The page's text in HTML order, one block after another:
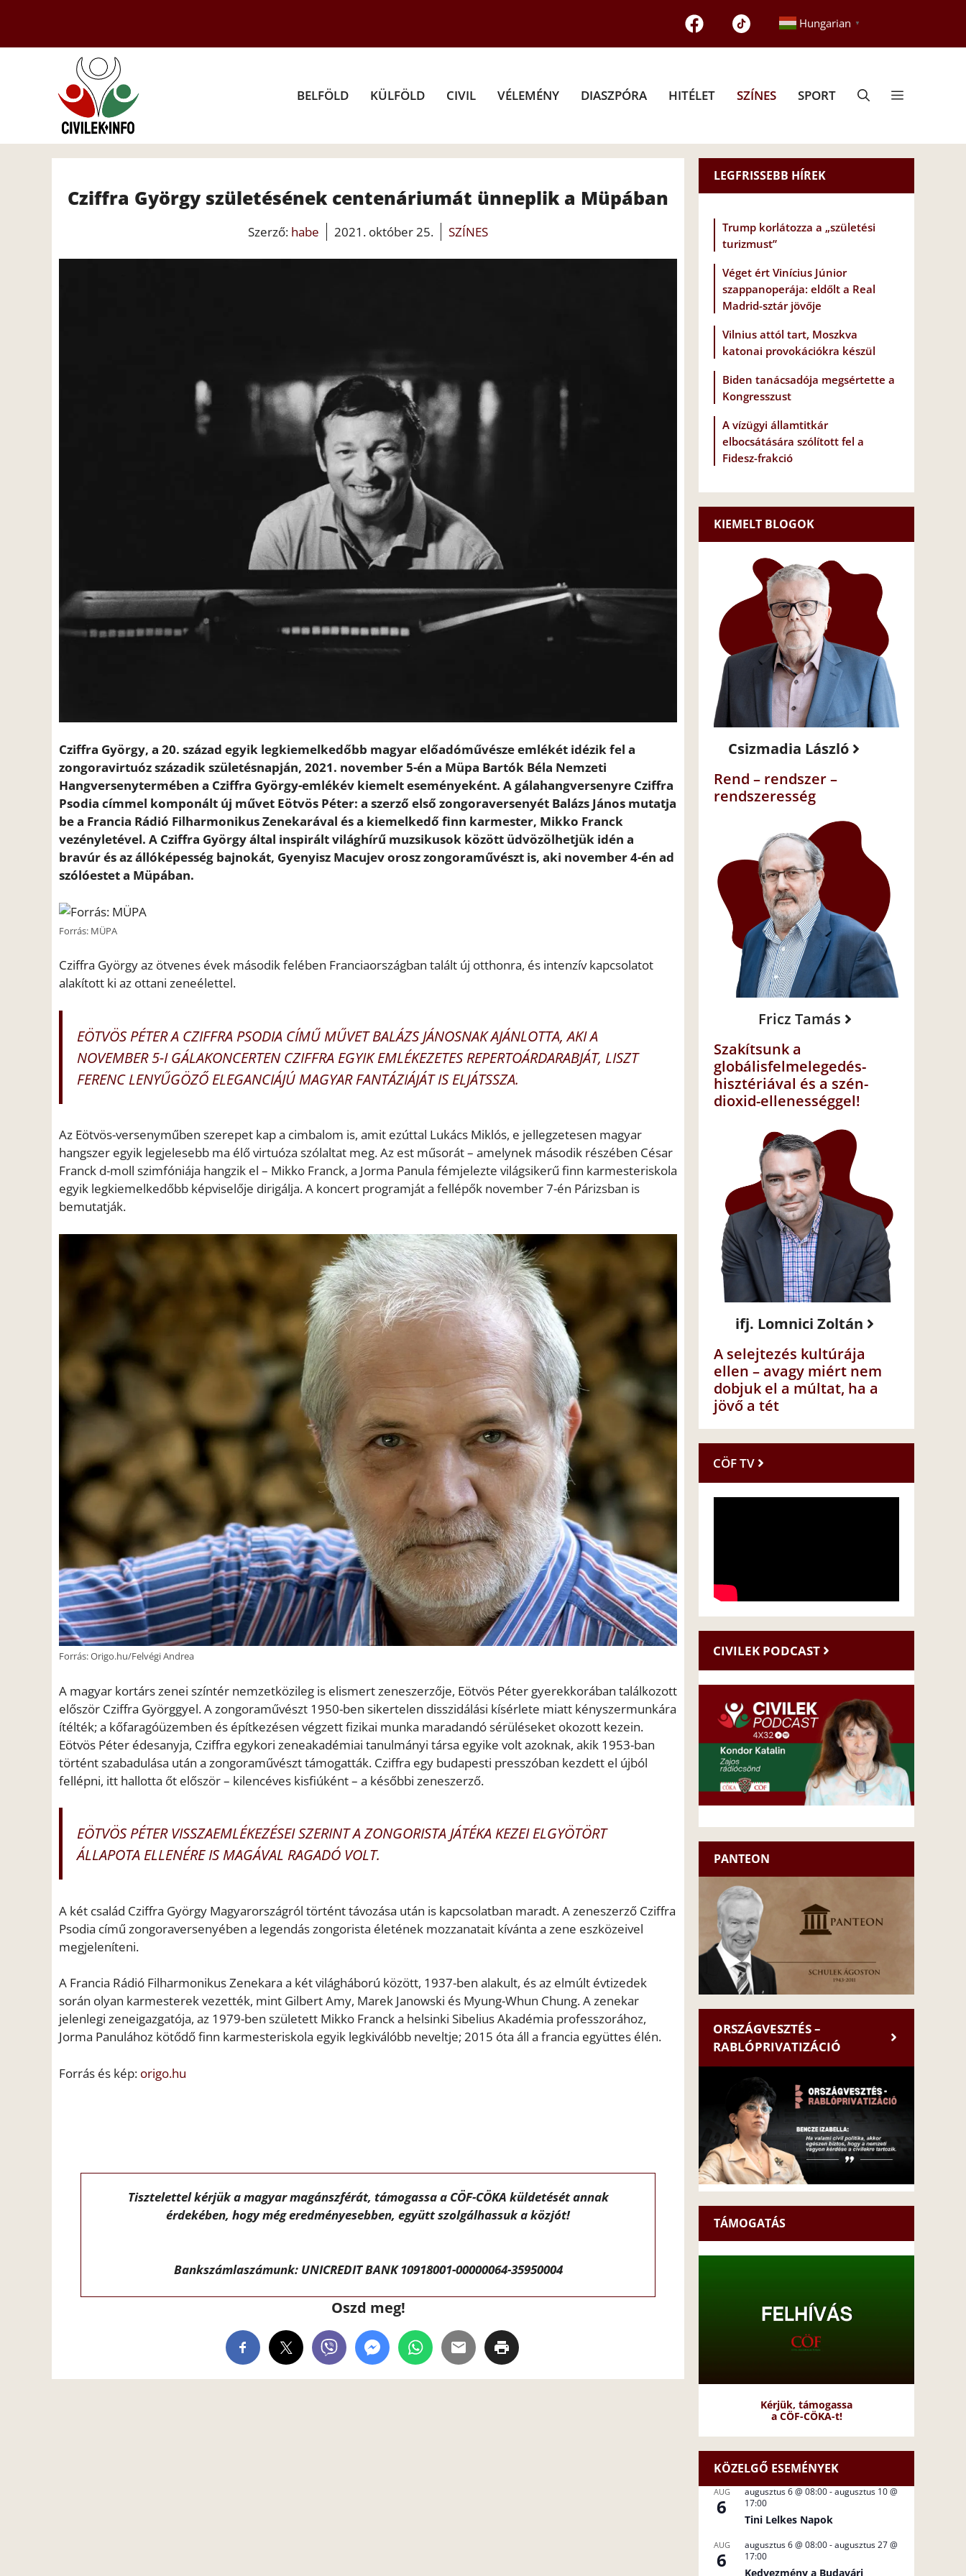
tartalomba
Hungarian ▼
BELFÖLD KÜLFÖLD CIVIL VÉLEMÉNY DIASZPÓRA HITÉLET SZÍNES SPORT
Cziffra György születésének centenáriumát ünneplik a Müpában
Szerző: habe 2021. október 25. SZÍNES
Cziffra György, a 20. század egyik legkiemelkedőbb magyar előadóművésze emlékét idézik fel a
zongoravirtuóz századik születésnapján, 2021. november 5-én a Müpa Bartók Béla Nemzeti
Hangversenytermében a Cziffra György-emlékév kiemelt eseményeként. A gálahangversenyre Cziffra
Psodia címmel komponált új művet Eötvös Péter: a szerző első zongoraversenyét Balázs János mutatja
be a Francia Rádió Filharmonikus Zenekarával és a kiemelkedő finn karmester, Mikko Franck
vezényletével. A Cziffra György által inspirált világhírű muzsikusok között üdvözölhetjük idén a
bravúr és az állóképesség bajnokát, Gyenyisz Macujev orosz zongoraművészt is, aki november 4-én ad
szólóestet a Müpában.
Forrás: MÜPA
Cziffra György az ötvenes évek második felében Franciaországban talált új otthonra, és intenzív kapcsolatot
alakított ki az ottani zeneélettel.
EÖTVÖS PÉTER A CZIFFRA PSODIA CÍMŰ MŰVET BALÁZS JÁNOSNAK AJÁNLOTTA, AKI A
NOVEMBER 5-I GÁLAKONCERTEN CZIFFRA EGYIK EMLÉKEZETES REPERTOÁRDARABJÁT, LISZT
FERENC LENYŰGÖZŐ ELEGANCIÁJÚ MAGYAR FANTÁZIÁJÁT IS ELJÁTSSZA.
Az Eötvös-versenyműben szerepet kap a cimbalom is, amit ezúttal Lukács Miklós, e jellegzetesen magyar
hangszer egyik legjelesebb ma élő virtuóza szólaltat meg. Az est műsorát – amelynek második részében César
Franck d-moll szimfóniája hangzik el – Mikko Franck, a Jorma Panula fémjelezte világsikerű finn karmesteriskola
egyik legkiemelkedőbb képviselője dirigálja. A koncert programját a fellépők november 7-én Párizsban is
bemutatják.
Forrás: Origo.hu/Felvégi Andrea
A magyar kortárs zenei színtér nemzetközileg is elismert zeneszerzője, Eötvös Péter gyerekkorában találkozott
először Cziffra Györggyel. A zongoraművészt 1950-ben sikertelen disszidálási kísérlete miatt kényszermunkára
ítélték; a kőfaragóüzemben és építkezésen végzett fizikai munka maradandó sérüléseket okozott kezein.
Eötvös Péter édesanyja, Cziffra egykori zeneakadémiai tanulmányi társa egyike volt azoknak, akik 1953-ban
történt szabadulása után a zongoraművészt támogatták. Cziffra egy budapesti presszóban kezdett el újból
fellépni, itt hallotta őt először – kilencéves kisfiúként – a későbbi zeneszerző.
EÖTVÖS PÉTER VISSZAEMLÉKEZÉSEI SZERINT A ZONGORISTA JÁTÉKA KEZEI ELGYÖTÖRT
ÁLLAPOTA ELLENÉRE IS MAGÁVAL RAGADÓ VOLT.
A két család Cziffra György Magyarországról történt távozása után is kapcsolatban maradt. A zeneszerző Cziffra
Psodia című zongoraversenyében a legendás zongorista életének mozzanatait kívánta a zene eszközeivel
megjeleníteni.
A Francia Rádió Filharmonikus Zenekara a két világháború között, 1937-ben alakult, és az elmúlt évtizedek
során olyan karmesterek vezették, mint Gilbert Amy, Marek Janowski és Myung-Whun Chung. A zenekar
jelenlegi zeneigazgatója, az 1979-ben született Mikko Franck a helsinki Sibelius Akadémia professzorához,
Jorma Panulához kötődő finn karmesteriskola egyik legkiválóbb neveltje; 2015 óta áll a francia együttes élén.
Forrás és kép: origo.hu
Tisztelettel kérjük a magyar magánszférát, támogassa a CÖF-CÖKA küldetését annak
érdekében, hogy még eredményesebben, együtt szolgálhassuk a közjót!
Bankszámlaszámunk: UNICREDIT BANK 10918001-00000064-35950004
Oszd meg!
LEGFRISSEBB HÍREK
Trump korlátozza a „születési
turizmust”
Véget ért Vinícius Júnior
szappanoperája: eldőlt a Real
Madrid-sztár jövője
Vilnius attól tart, Moszkva
katonai provokációkra készül
Biden tanácsadója megsértette a
Kongresszust
A vízügyi államtitkár
elbocsátására szólított fel a
Fidesz-frakció
KIEMELT BLOGOK
Csizmadia László
Rend – rendszer –
rendszeresség
Fricz Tamás
Szakítsunk a
globálisfelmelegedés-
hisztériával és a szén-
dioxid-ellenességgel!
ifj. Lomnici Zoltán
A selejtezés kultúrája
ellen – avagy miért nem
dobjuk el a múltat, ha a
jövő a tét
CÖF TV
CIVILEK PODCAST
PANTEON
ORSZÁGVESZTÉS –
RABLÓPRIVATIZÁCIÓ
TÁMOGATÁS
Kérjük, támogassa
a CÖF-CÖKA-t!
KÖZELGŐ ESEMÉNYEK
AUG
6
augusztus 6 @ 08:00-augusztus 10 @
17:00
Tini Lelkes Napok
AUG
6
augusztus 6 @ 08:00-augusztus 27 @
17:00
Kedvezmény a Budavári